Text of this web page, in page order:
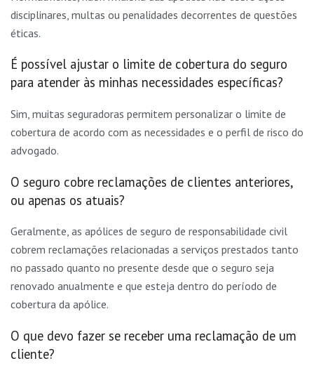
disciplinares, multas ou penalidades decorrentes de questões
éticas.
É possível ajustar o limite de cobertura do seguro
para atender às minhas necessidades específicas?
Sim, muitas seguradoras permitem personalizar o limite de
cobertura de acordo com as necessidades e o perfil de risco do
advogado.
O seguro cobre reclamações de clientes anteriores,
ou apenas os atuais?
Geralmente, as apólices de seguro de responsabilidade civil
cobrem reclamações relacionadas a serviços prestados tanto
no passado quanto no presente desde que o seguro seja
renovado anualmente e que esteja dentro do período de
cobertura da apólice.
O que devo fazer se receber uma reclamação de um
cliente?